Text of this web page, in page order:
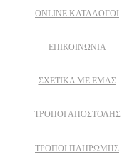
ONLINE ΚΑΤΑΛΟΓΟΙ
ΕΠΙΚΟΙΝΩΝΙΑ
ΣΧΕΤΙΚΆ ΜΕ ΕΜΆΣ
ΤΡΌΠΟΙ ΑΠΟΣΤΟΛΉΣ
ΤΡΌΠΟΙ ΠΛΗΡΩΜΉΣ